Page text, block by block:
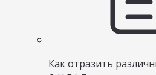
Как отразить